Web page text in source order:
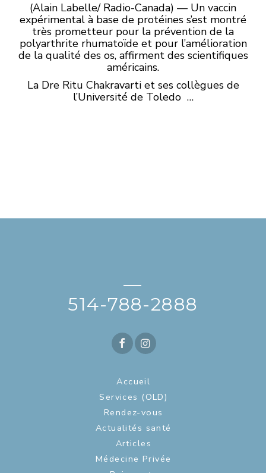
(Alain Labelle/ Radio-Canada) — Un vaccin
expérimental à base de protéines s’est montré
très prometteur pour la prévention de la
polyarthrite rhumatoïde et pour l’amélioration
de la qualité des os, affirment des scientifiques
américains.
La Dre Ritu Chakravarti et ses collègues de
l’Université de Toledo …
—
514-788-2888
Accueil
Services (OLD)
Rendez-vous
Actualités santé
Articles
Médecine Privée